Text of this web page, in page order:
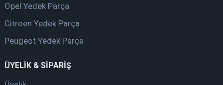
Opel Yedek Parça
Citroen Yedek Parça
Peugeot Yedek Parça
ÜYELİK & SİPARİŞ